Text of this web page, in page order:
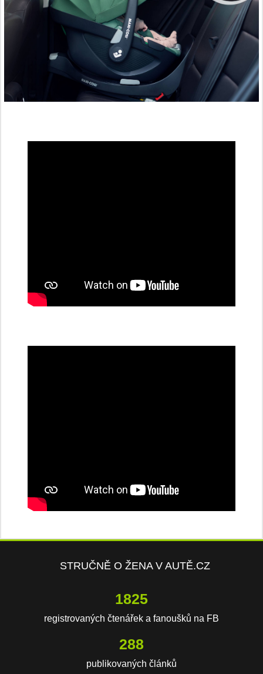
STRUČNĚ O ŽENA V AUTĚ.CZ
4112
registrovaných čtenářek a fanoušků na FB
649
publikovaných článků